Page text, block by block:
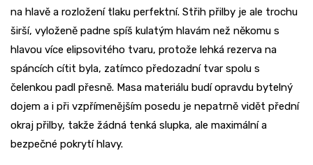
na hlavě a rozložení tlaku perfektní. Střih přilby je ale trochu
širší, vyloženě padne spíš kulatým hlavám než někomu s
hlavou více elipsovitého tvaru, protože lehká rezerva na
spáncích cítit byla, zatímco předozadní tvar spolu s
čelenkou padl přesně. Masa materiálu budí opravdu bytelný
dojem a i při vzpřímenějším posedu je nepatrně vidět přední
okraj přilby, takže žádná tenká slupka, ale maximální a
bezpečné pokrytí hlavy.